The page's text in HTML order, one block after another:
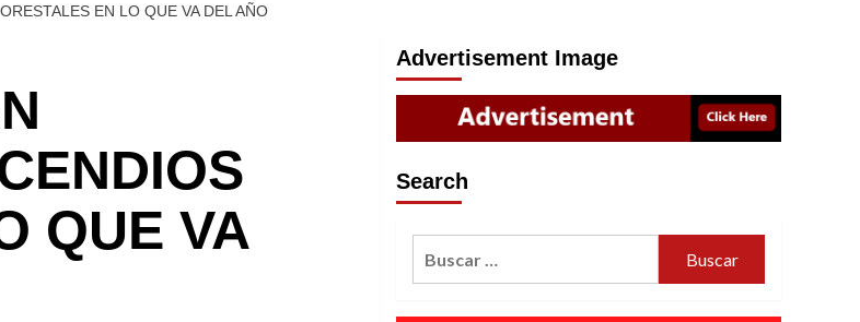
EN LO QUE VA DEL AÑO
QUE VA
Advertisement Image
Search